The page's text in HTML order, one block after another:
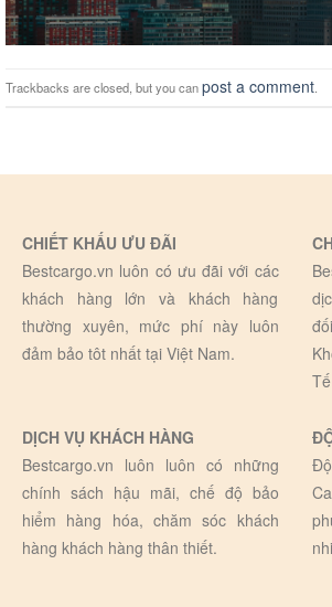
Trackbacks are closed, but you canpost a comment
CHIẾT KHẤU ƯU ĐÃI
Bestcargo.vn luôn có ưu đãi với các
khách hàng lớn và khách hàng
thường xuyên, mức phí này luôn
đảm bảo tôt nhất tại Việt Nam.
Tế
DỊCH VỤ KHÁCH HÀNG
Bestcargo.vn luôn luôn có những
chính sách hậu mãi, chế độ bảo
hiểm hàng hóa, chăm sóc khách
hàng khách hàng thân thiết.